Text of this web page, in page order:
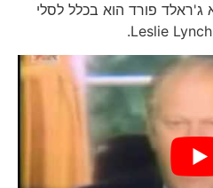
פורד הוא בכלל לסלי